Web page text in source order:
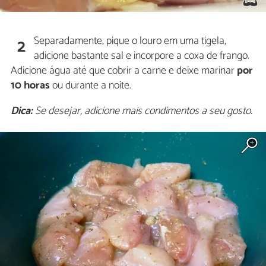
2 Separadamente, pique o louro em uma tigela,
adicione bastante sal e incorpore a coxa de frango.
Adicione água até que cobrir a carne e deixe marinarpor
10 horasou durante a noite.
Dica:Se desejar, adicione mais condimentos a seu gosto.